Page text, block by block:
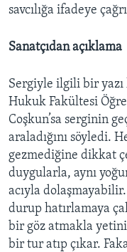
savcılığa ifadeye
Sanatçıdan açıklama
Sergiyle ilgili bir
Hukuk Fakültesi
Coşkun’sa serginin
araladığını söyledi.
gezmediğine dikkat
duygularla, aynı
acıyla
durup hatırlamaya
bir göz atmakla
bir tur atıp çıkar.